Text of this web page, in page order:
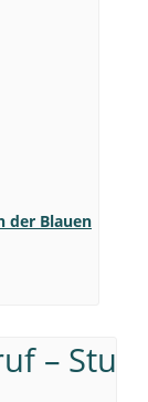
der Blauen